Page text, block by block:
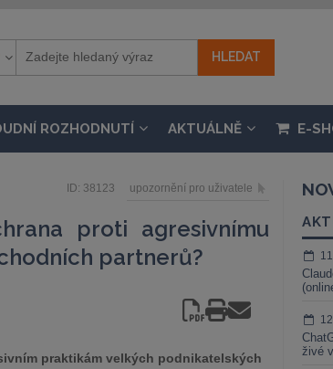
ROZHODNUTÍ AKTUÁLNĚ E-
ID: 38123 upozornění pro uživatele
proti agresivnímu
partnerů?
praktikám velkých podnikatelských
živé